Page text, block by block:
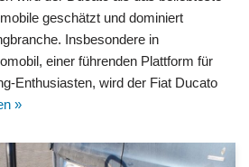
geschätzt und dominiert
Insbesondere in
einer führenden Plattform für
Enthusiasten, wird der Fiat Ducato
»